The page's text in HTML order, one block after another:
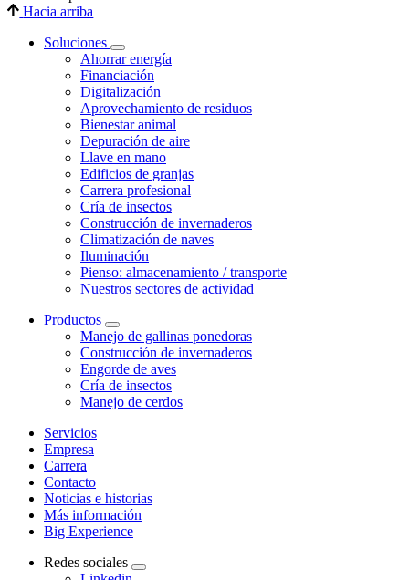
Hacia arriba
Soluciones
Ahorrar energía
Financiación
Digitalización
Aprovechamiento de residuos
Bienestar animal
Depuración de aire
Llave en mano
Edificios de granjas
Carrera profesional
Cría de insectos
Construcción de invernaderos
Climatización de naves
Iluminación
Pienso: almacenamiento / transporte
Nuestros sectores de actividad
Productos
Manejo de gallinas ponedoras
Construcción de invernaderos
Engorde de aves
Cría de insectos
Manejo de cerdos
Servicios
Empresa
Carrera
Contacto
Noticias e historias
Más información
Big Experience
Redes sociales